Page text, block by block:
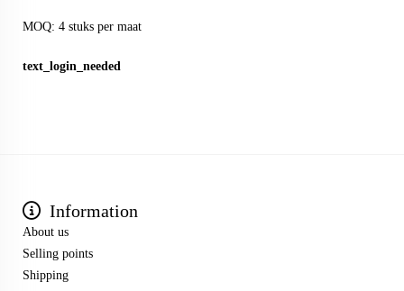
MOQ: 4 stuks per maat
text_login_needed
Information
About us
Selling points
Shipping